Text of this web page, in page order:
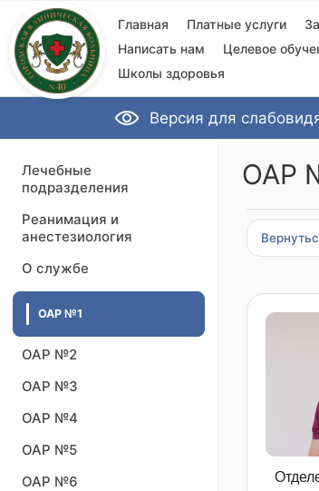
Главная Платные услуги
Написать нам
Целевое
Школы здоровья
Версия для
Лечебные
подразделения
Реанимация и
анестезиология
О службе
ОАР №1
ОАР №2
ОАР №3
ОАР №4
ОАР №5
ОАР №6
ОАР